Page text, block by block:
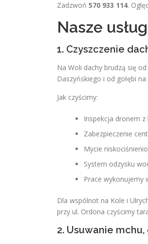
Zadzwoń 570 933 114.
Nasze
1. Czyszczenie
Na Woli dachy brudzą się
Daszyńskiego i od gołębi
Jak czyścimy:
Inspekcja dronem
Zabezpieczenie
Mycie
System odzysku
Prace wykonujemy
Dla wspólnot na Kole i
przy ul. Ordona czyścimy
2. Usuwanie